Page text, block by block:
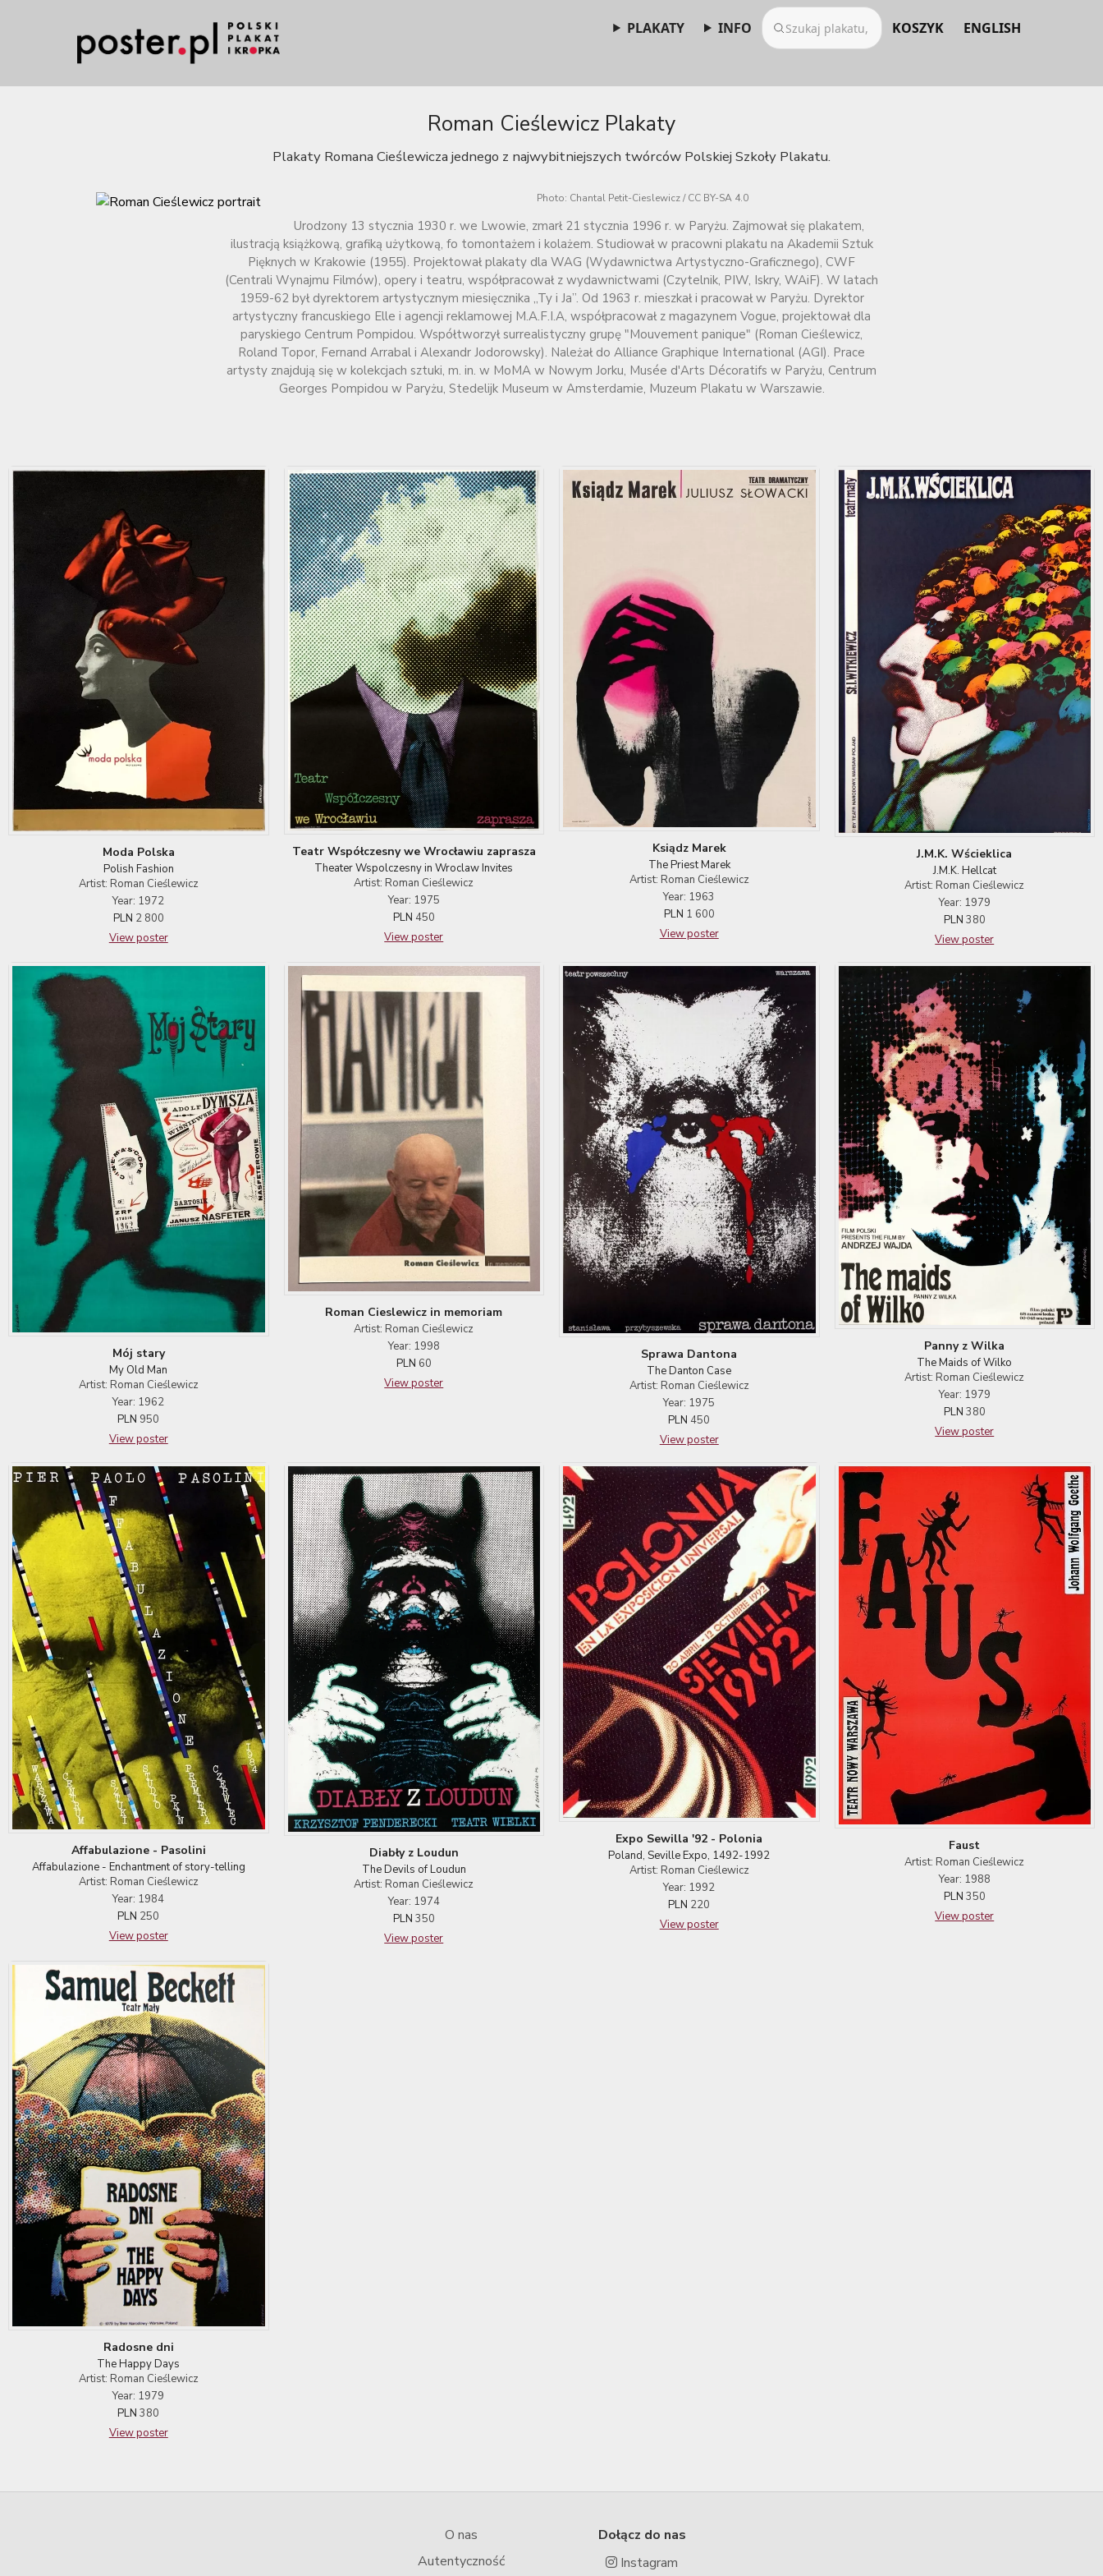
PLAKATY INFO KOSZYK ENGLISH
Roman Cieślewicz Plakaty
Plakaty Romana Cieślewicza jednego z najwybitniejszych twórców Polskiej Szkoły Plakatu.
Photo: Chantal Petit-Cieslewicz / CC BY-SA 4.0
Urodzony 13 stycznia 1930 r. we Lwowie, zmarł 21 stycznia 1996 r. w Paryżu. Zajmował się plakatem,
ilustracją książkową, grafiką użytkową, fo tomontażem i kolażem. Studiował w pracowni plakatu na Akademii Sztuk
Pięknych w Krakowie (1955). Projektował plakaty dla WAG (Wydawnictwa Artystyczno-Graficznego), CWF
(Centrali Wynajmu Filmów), opery i teatru, współpracował z wydawnictwami (Czytelnik, PIW, Iskry, WAiF). W latach
1959-62 był dyrektorem artystycznym miesięcznika „Ty i Ja”. Od 1963 r. mieszkał i pracował w Paryżu. Dyrektor
artystyczny francuskiego Elle i agencji reklamowej M.A.F.I.A, współpracował z magazynem Vogue, projektował dla
paryskiego Centrum Pompidou. Współtworzył surrealistyczny grupę "Mouvement panique" (Roman Cieślewicz,
Roland Topor, Fernand Arrabal i Alexandr Jodorowsky). Należał do Alliance Graphique International (AGI). Prace
artysty znajdują się w kolekcjach sztuki, m. in. w MoMA w Nowym Jorku, Musée d'Arts Décoratifs w Paryżu, Centrum
Georges Pompidou w Paryżu, Stedelijk Museum w Amsterdamie, Muzeum Plakatu w Warszawie.
Moda Polska
Polish Fashion
Artist: Roman Cieślewicz
Year: 1972
PLN 2 800
View poster
Teatr Współczesny we Wrocławiu zaprasza
Theater Wspolczesny in Wroclaw Invites
Artist: Roman Cieślewicz
Year: 1975
PLN 450
View poster
Ksiądz Marek
The Priest Marek
Artist: Roman Cieślewicz
Year: 1963
PLN 1 600
View poster
J.M.K. Wścieklica
J.M.K. Hellcat
Artist: Roman Cieślewicz
Year: 1979
PLN 380
View poster
Mój stary
My Old Man
Artist: Roman Cieślewicz
Year: 1962
PLN 950
View poster
Roman Cieslewicz in memoriam
Artist: Roman Cieślewicz
Year: 1998
PLN 60
View poster
Sprawa Dantona
The Danton Case
Artist: Roman Cieślewicz
Year: 1975
PLN 450
View poster
Panny z Wilka
The Maids of Wilko
Artist: Roman Cieślewicz
Year: 1979
PLN 380
View poster
Affabulazione - Pasolini
Affabulazione - Enchantment of story-telling
Artist: Roman Cieślewicz
Year: 1984
PLN 250
View poster
Diabły z Loudun
The Devils of Loudun
Artist: Roman Cieślewicz
Year: 1974
PLN 350
View poster
Expo Sewilla '92 - Polonia
Poland, Seville Expo, 1492-1992
Artist: Roman Cieślewicz
Year: 1992
PLN 220
View poster
Faust
Artist: Roman Cieślewicz
Year: 1988
PLN 350
View poster
Radosne dni
The Happy Days
Artist: Roman Cieślewicz
Year: 1979
PLN 380
View poster
O nas
Autentyczność
Dołącz do nas
Instagram